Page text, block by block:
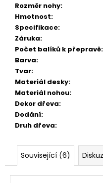
Rozměr nohy:
Hmotnost:
Specifikace:
Záruka:
Počet balíků k přepravě:
Barva:
Tvar:
Materiál desky:
Materiál nohou:
Dekor dřeva:
Dodání:
Druh dřeva:
Související (6)